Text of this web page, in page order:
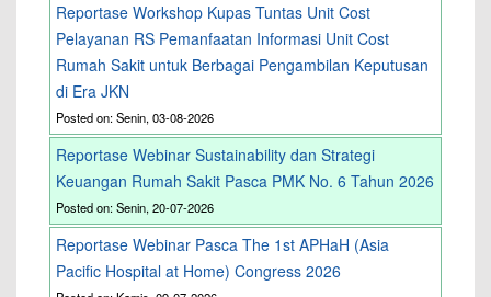
Reportase Workshop Kupas Tuntas Unit Cost
Pelayanan RS Pemanfaatan Informasi Unit Cost
Rumah Sakit untuk Berbagai Pengambilan Keputusan
di Era JKN
Posted on: Senin, 03-08-2026
Reportase Webinar Sustainability dan Strategi
Keuangan Rumah Sakit Pasca PMK No. 6 Tahun 2026
Posted on: Senin, 20-07-2026
Reportase Webinar Pasca The 1st APHaH (Asia
Pacific Hospital at Home) Congress 2026